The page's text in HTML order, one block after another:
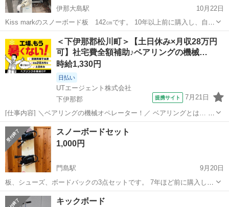
伊那大島駅
10月22日
Kiss markのスノーボード板 142㎝です。 10年以上前に購入し、自宅
保管していました。 エッジ等に所々錆、人工革にひび割れあります。
中古商品にご理解ある方にお譲りできればと思います。 掲載できる写
真の枚数制限の関...
下伊那郡 伊那大島駅 スノーボード セット
＜下伊那郡松川町＞【土日休み×月収28万円
可】社宅費全額補助♪ベアリングの機械…
時給1,330円
日払い
UTエージェント株式会社
下伊那郡
提携サイト 7月21日
[仕事内容] ＼ベアリングの機械オペレーター！／ ベアリングとは… 回
転する軸を支え、摩擦を減らして 機械の滑らかな動きを実現する部品
のことです。 ＜具体的には…＞ ベアリング(1㎝程)を削る機械オペレ
ーター全般をお任せ...
長野 下伊那郡 工場
スノーボードセット
1,000円
門島駅
9月20日
板、シューズ、ボードバックの3点セットです。 7年ほど前に購入して
います。 板は古いですが、バインディングは昨年変えたばかりなので
使うのには不具合ないかと思います。 板の長さは約135㎝ シューズの
長野 下伊那郡 門島駅
キックボード